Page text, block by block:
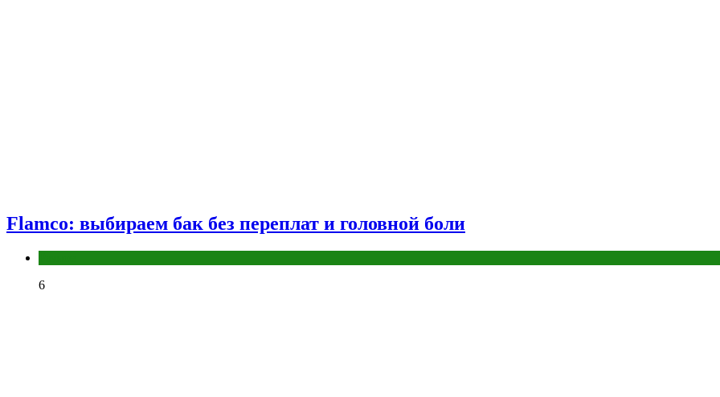
Flamco: выбираем бак без переплат и головной боли
6